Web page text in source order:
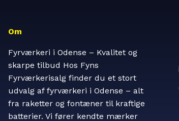
Om
Fyrværkeri i Odense – Kvalitet og
skarpe tilbud Hos Fyns
Fyrværkerisalg finder du et stort
udvalg af fyrværkeri i Odense – alt
fra raketter og fontæner til kraftige
batterier. Vi fører kendte mærker